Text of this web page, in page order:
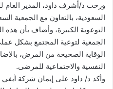
ورحب د/أشرف داود، المدير العام
السعودية، بالتعاون مع الجمعية
التوعوية الكبيرة، وأضاف بأن هذه
الجمعية لتوعية المجتمع بشكل
الوقاية الصحيحة من المرض،
النفسية والاجتماعية للمرضى.
وأكد د/ داود على إيمان شركة